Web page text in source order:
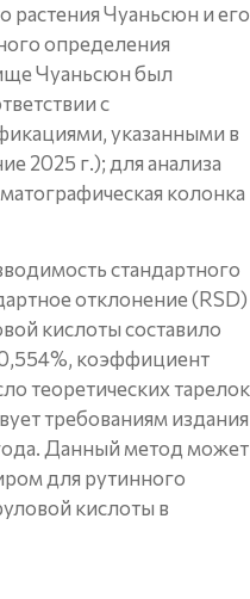
растения Чуаньсюн и его
определения
Чуаньсюн был
с
указанными в
2025 г.); для анализа
колонка
стандартного
отклонение (RSD)
кислоты составило
коэффициент
теоретических тарелок
требованиям издания
Данный метод может
для рутинного
кислоты в